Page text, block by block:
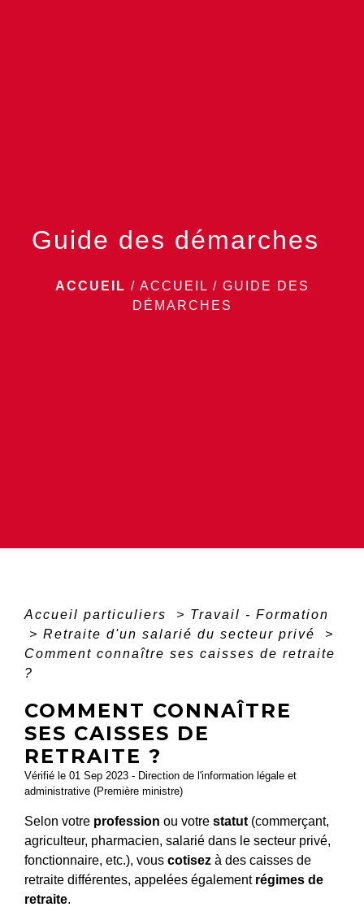
Guide des démarches
ACCUEIL / ACCUEIL / GUIDE DES
DÉMARCHES
Accueil particuliers > Travail - Formation
> Retraite d'un salarié du secteur privé
>
Comment connaître ses caisses de retraite
?
COMMENT CONNAÎTRE
SES CAISSES DE
RETRAITE ?
Vérifié le 01 Sep 2023 - Direction de l'information légale et
administrative (Première ministre)
Selon votre profession ou votre statut (commerçant,
agriculteur, pharmacien, salarié dans le secteur privé,
fonctionnaire, etc.), vous cotisez à des caisses de
retraite différentes, appelées également régimes de
retraite.